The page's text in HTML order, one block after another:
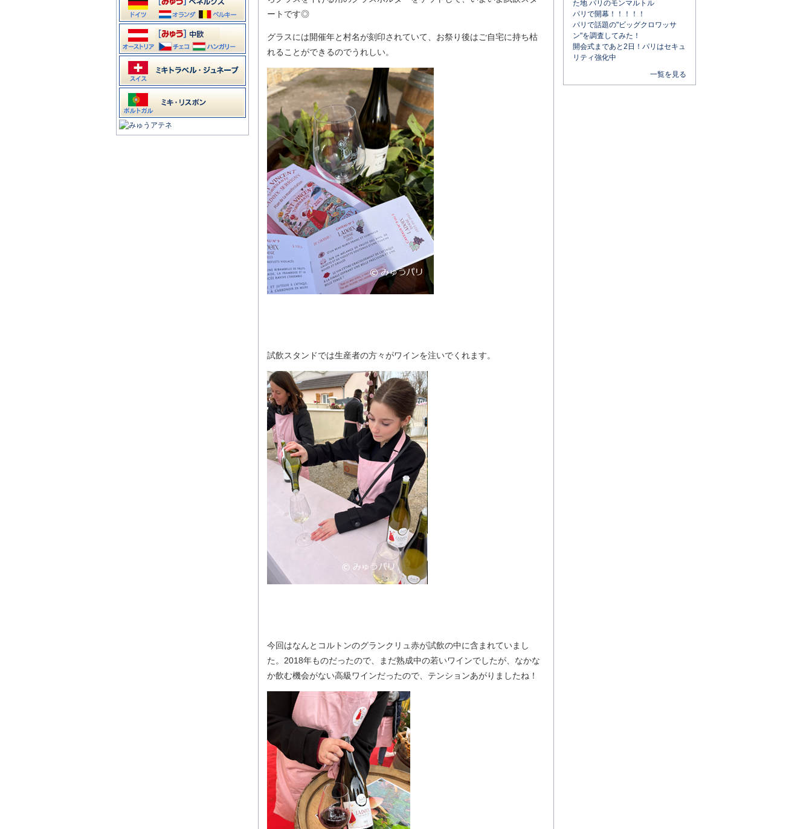
ートです◎
グラスには開催年と村名が刻印されていて、お祭り後はご自宅に持ち枯
れることができるのでうれしい。
試飲スタンドでは生産者の方々がワインを注いでくれます。
今回はなんとコルトンのグランクリュ赤が試飲の中に含まれていまし
た。2018年ものだったので、まだ熟成中の若いワインでしたが、なかな
か飲む機会がない高級ワインだったので、テンションあがりましたね！
た地 パリのモンマルトル
パリで開幕！！！！！
パリで話題の"ビッグクロワッサ
ン"を調査してみた！
開会式まであと2日！パリはセキュ
リティ強化中
一覧を見る